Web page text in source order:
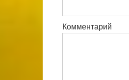
Комментарий